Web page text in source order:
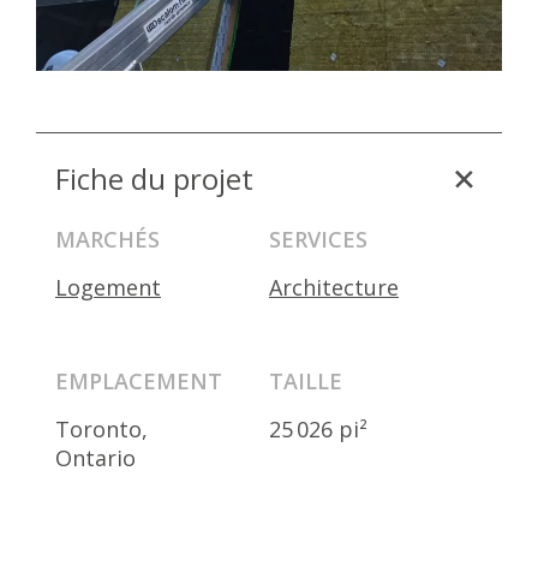
Fiche du projet
MARCHÉS
Logement
SERVICES
Architecture
EMPLACEMENT
Toronto,
Ontario
TAILLE
25 026 pi²